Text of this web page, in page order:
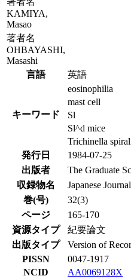
KAMIYA,
Masao
著者名
OHBAYASHI,
Masashi
言語
英語
キーワード
eosinophilia
mast cell
Sl
Sl^d mice
Trichinella
発行日
1984-07-25
出版者
The Graduate
収録物名
Japanese
巻(号)
32(3)
ページ
165-170
資源タイプ
紀要論文
出版タイプ
Version of
PISSN
0047-1917
NCID
AA0069128X